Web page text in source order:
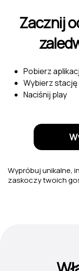
Zacznij
Pobierz
Wybierz stację
Naciśnij play
Wypróbuj unikalne,
zaskoczy twoich